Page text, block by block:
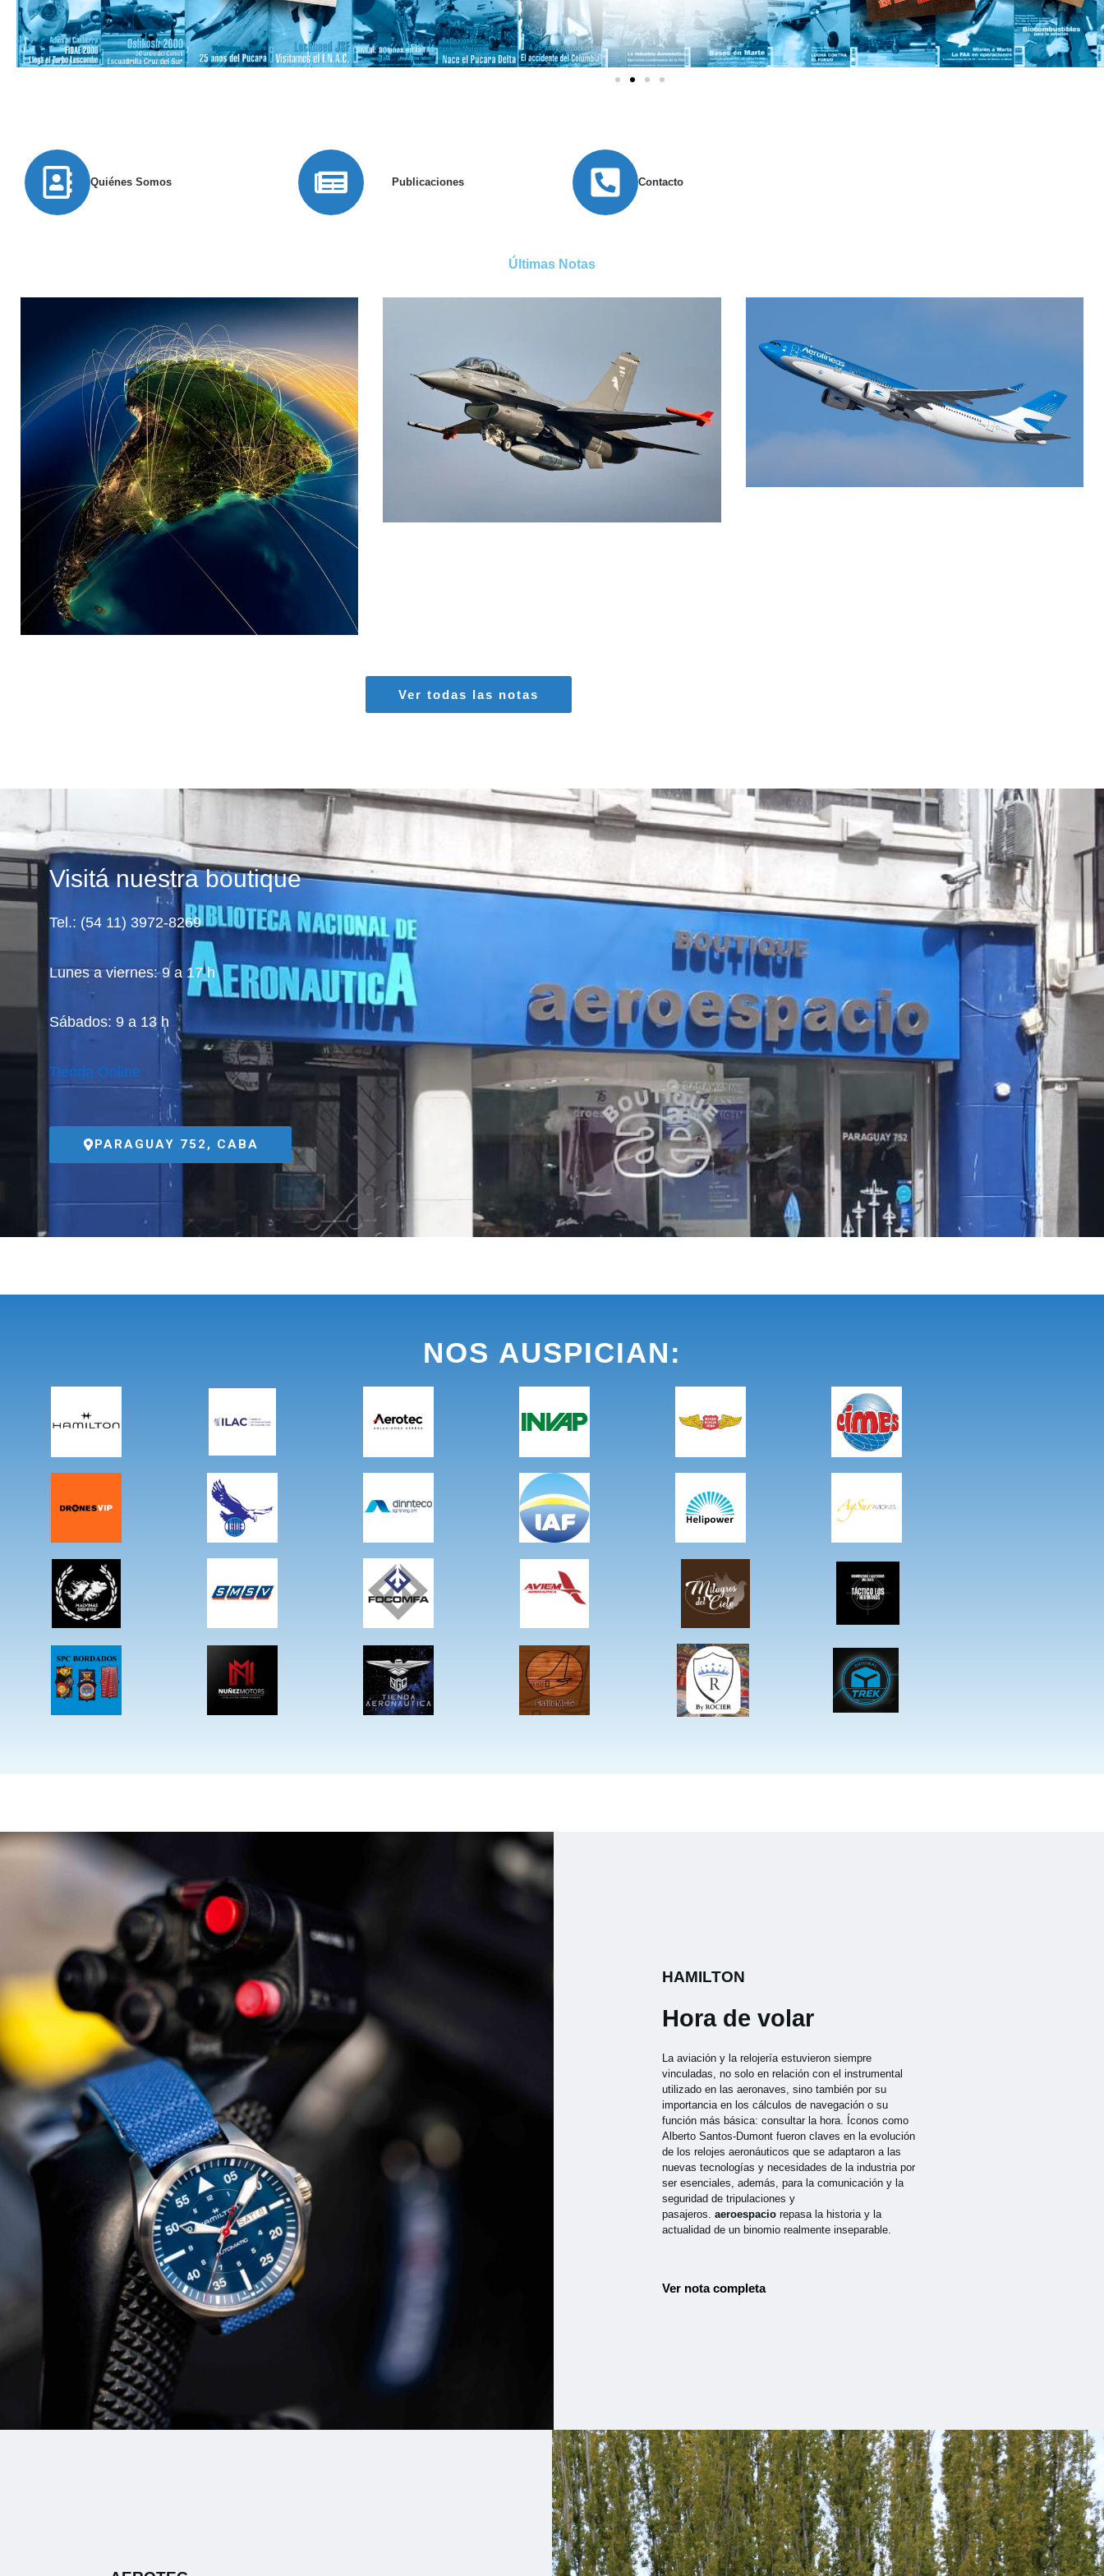
Quiénes Somos Publicaciones Contacto
Últimas Notas
MARIA SONZINI
Aviación Comercial
Aviación General
Ver todas las notas
Visitá nuestra boutique
Tel.: (54 11) 3972-8269
Lunes a viernes: 9 a 17 h
Sábados: 9 a 13 h
Tienda Online
PARAGUAY 752, CABA
NOS AUSPICIAN:
HAMILTON
Hora de volar
La aviación y la relojería estuvieron siempre
vinculadas, no solo en relación con el instrumental
utilizado en las aeronaves, sino también por su
importancia en los cálculos de navegación o su
función más básica: consultar la hora. Íconos como
Alberto Santos-Dumont fueron claves en la evolución
de los relojes aeronáuticos que se adaptaron a las
nuevas tecnologías y necesidades de la industria por
ser esenciales, además, para la comunicación y la
seguridad de tripulaciones y
pasajeros.aeroespaciorepasa la historia y la
actualidad de un binomio realmente inseparable.
Ver nota completa